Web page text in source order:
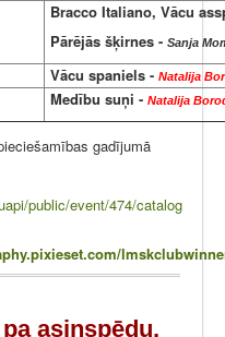
Bracco Italiano, Vācu
Pārējās šķirnes - Sanja
Vācu spaniels - Natalija
Medību suņi - Natalija
gadījumā
public/event/474/catalog
asinspēdu,